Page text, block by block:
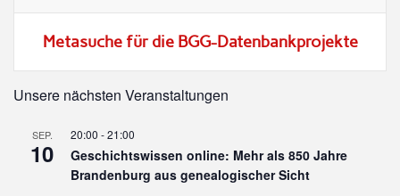
Metasuche für die BGG-Datenbankprojekte
Unsere nächsten Veranstaltungen
SEP.
10
20:00 -21:00
Geschichtswissen online: Mehr als 850 Jahre
Brandenburg aus genealogischer Sicht